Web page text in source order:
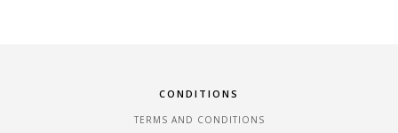
CONDITIONS
TERMS AND CONDITIONS